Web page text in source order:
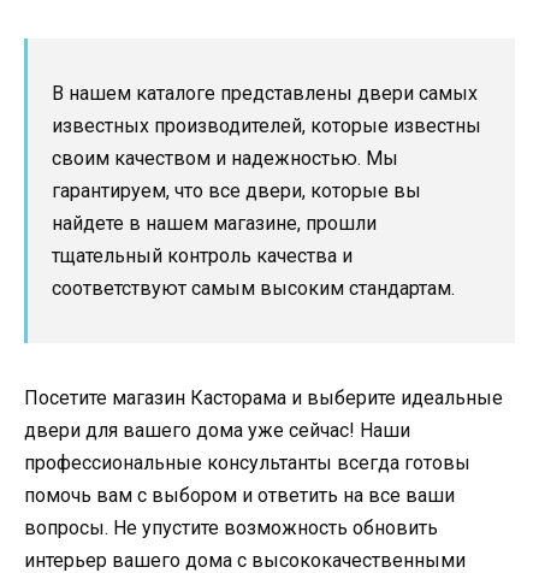
В нашем каталоге представлены двери самых
известных производителей, которые известны
своим качеством и надежностью. Мы
гарантируем, что все двери, которые вы
найдете в нашем магазине, прошли
тщательный контроль качества и
соответствуют самым высоким стандартам.
Посетите магазин Касторама и выберите идеальные
двери для вашего дома уже сейчас! Наши
профессиональные консультанты всегда готовы
помочь вам с выбором и ответить на все ваши
вопросы. Не упустите возможность обновить
интерьер вашего дома с высококачественными